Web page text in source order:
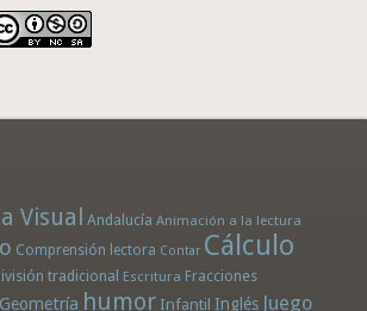
Visual Andalucía Animación a la lectura
Comprensión lectora Contar Cálculo
tradicional Escritura Fracciones
Geometría humor Infantil Inglés Juego